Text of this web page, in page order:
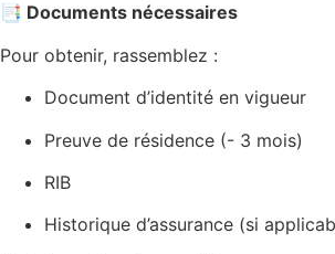
📑 Documents nécessaires
Pour obtenir, rassemblez :
Document d’identité en vigueur
Preuve de résidence (- 3 mois)
RIB
Historique d’assurance (si